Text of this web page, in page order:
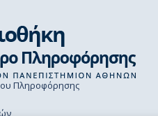
Πληροφόρησης